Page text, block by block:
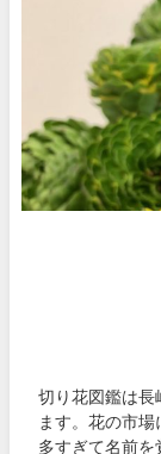
切り花図鑑は長
ます。花の市場
多すぎて名前を